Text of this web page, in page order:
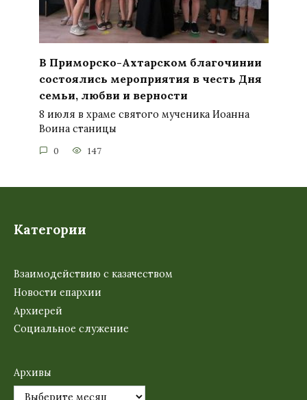
В Приморско-Ахтарском благочинии
состоялись мероприятия в честь Дня
семьи, любви и верности
8 июля в храме святого мученика Иоанна
Воина станицы
0 147
Категории
Взаимодействию с казачеством
Новости епархии
Архиерей
Социальное служение
Архивы